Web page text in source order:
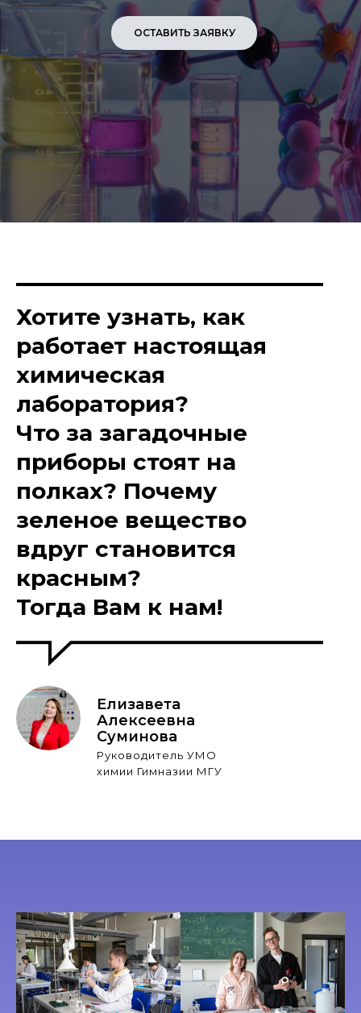
ОСТАВИТЬ ЗАЯВКУ
Хотите узнать, как
работает настоящая
химическая
лаборатория?
Что за загадочные
приборы стоят на
полках? Почему
зеленое вещество
вдруг становится
красным?
Тогда Вам к нам!
Елизавета
Алексеевна
Суминова
Руководитель УМО
химии Гимназии МГУ